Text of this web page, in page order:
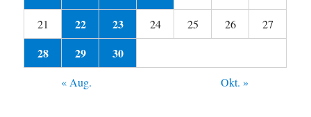
21
22 23 24 25 26 27
28 29 30
« Aug. Okt. »